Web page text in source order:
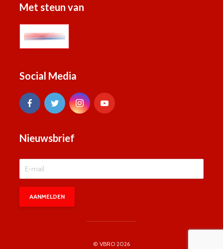
Met steun van
Social Media
Nieuwsbrief
© VBRO 2026